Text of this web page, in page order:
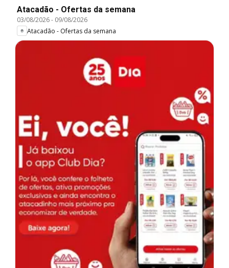
Atacadão - Ofertas da semana
03/08/2026- 09/08/2026
Atacadão - Ofertas da semana